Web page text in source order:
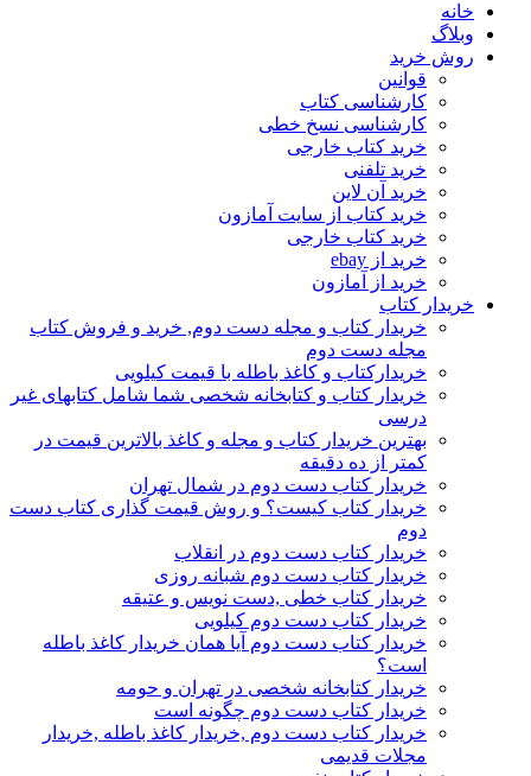
خانه
وبلاگ
روش خرید
قوانین
کارشناسی کتاب
کارشناسی نسخ خطی
خرید کتاب خارجی
خرید تلفنی
خرید آن لاین
خرید کتاب از سایت آمازون
خرید کتاب خارجی
خرید از ebay
خرید از آمازون
خریدار کتاب
خریدار کتاب و مجله دست دوم, خرید و فروش کتاب
مجله دست دوم
خریدارکتاب و کاغذ باطله با قیمت کیلویی
خریدار کتاب و کتابخانه شخصی شما شامل کتابهای غیر
درسی
بهترین خریدار کتاب و مجله و کاغذ بالاترین قیمت در
کمتر از ده دقیقه
خریدار کتاب دست دوم در شمال تهران
خریدار کتاب کیست؟ و روش قیمت گذاری کتاب دست
دوم
خریدار کتاب دست دوم در انقلاب
خریدار کتاب دست دوم شبانه روزی
خریدار کتاب خطی ,دست نویس و عتیقه
خریدار کتاب دست دوم کیلویی
خریدار کتاب دست دوم آیا همان خریدار کاغذ باطله
است؟
خریدار کتابخانه شخصی در تهران و حومه
خریدار کتاب دست دوم چگونه است
خریدار کتاب دست دوم ,خریدار کاغذ باطله ,خریدار
مجلات قدیمی